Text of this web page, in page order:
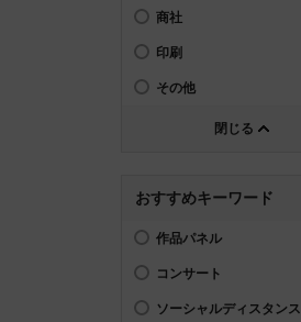
商社
印刷
その他
閉じる
おすすめキーワード
作品パネル
コンサート
ソーシャルディスタンス